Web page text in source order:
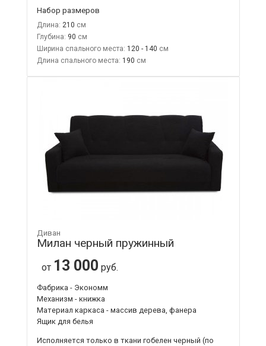
Набор размеров
Длина: 210
Глубина: 90
Ширина спального места: 120 - 140
Длина спального места: 190
Диван
Милан черный пружинный
от 13 000 руб.
Фабрика - Экономм
Механизм - книжка
Материал каркаса - массив дерева, фанера
Ящик для белья
Исполняется только в ткани гобелен черный (по